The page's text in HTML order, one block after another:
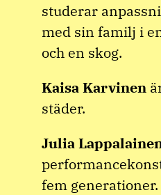
studerar
med sin familj i
och en skog.
Kaisa Karvinen
städer.
Julia
fem generationer.